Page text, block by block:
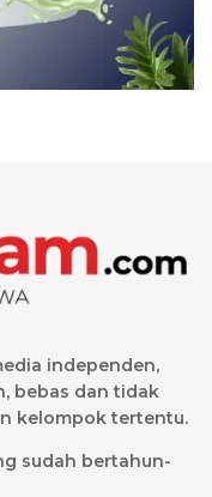
independen,
bebas dan tidak
kelompok tertentu.
sudah bertahun-